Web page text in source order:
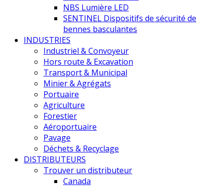
NBS Lumière LED
SENTINEL Dispositifs de sécurité de
bennes basculantes
INDUSTRIES
Industriel & Convoyeur
Hors route & Excavation
Transport & Municipal
Minier & Agrégats
Portuaire
Agriculture
Forestier
Aéroportuaire
Pavage
Déchets & Recyclage
DISTRIBUTEURS
Trouver un distributeur
Canada